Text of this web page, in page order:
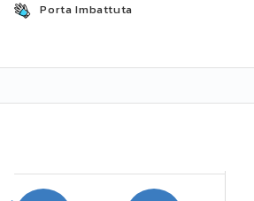
Porta Imbattuta